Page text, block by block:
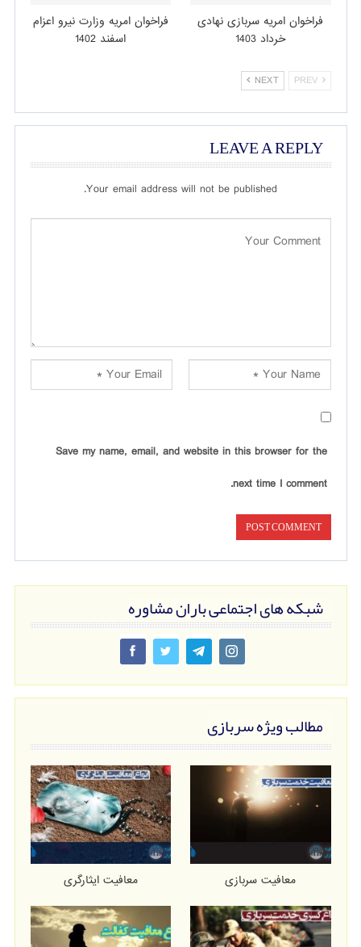
فراخوان امریه سربازی نهادی
خرداد 1403
فراخوان امریه وزارت نیرو اعزام
اسفند 1402
PREV
NEXT
LEAVE A REPLY
Your email address will not be published.
Save my name, email, and website in this browser for the
next time I comment.
شبکه های اجتماعی باران مشاوره
مطالب ویژه سربازی
معافیت سربازی معافیت ایثارگری